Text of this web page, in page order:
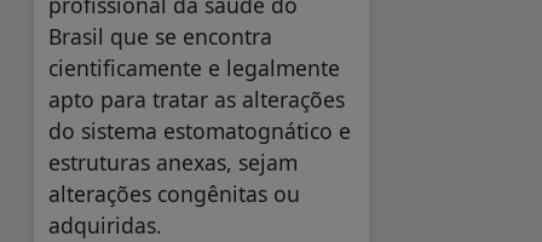
Brasil que se encontra
cientificamente e legalmente
apto para tratar as alterações
do sistema estomatognático e
estruturas anexas, sejam
alterações congênitas ou
adquiridas.